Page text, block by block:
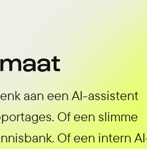
aan een AI-assistent
Of een slimme
Of een intern